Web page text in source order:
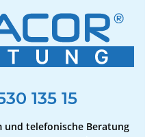
135 15
und telefonische Beratung